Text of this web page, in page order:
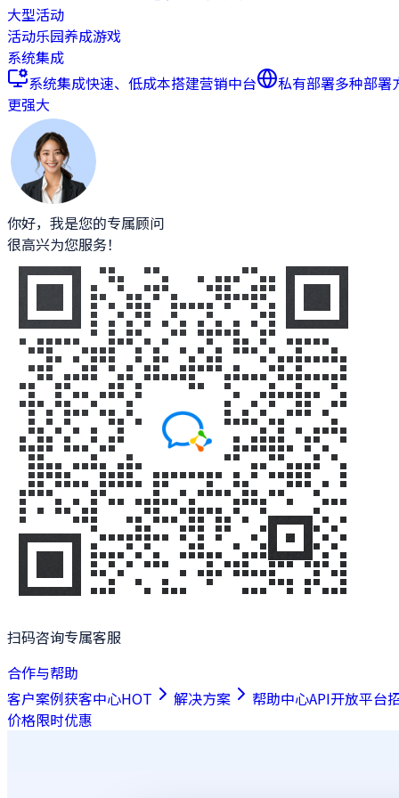
大型活动
活动乐园养成游戏
系统集成
系统集成快速、低成本搭建营销中台 私有部署多种部署
更强大
你好，我是您的专属顾问
很高兴为您服务！
扫码咨询专属客服
合作与帮助
客户案例获客中心HOT 解决方案 帮助中心API开放平台
价格限时优惠